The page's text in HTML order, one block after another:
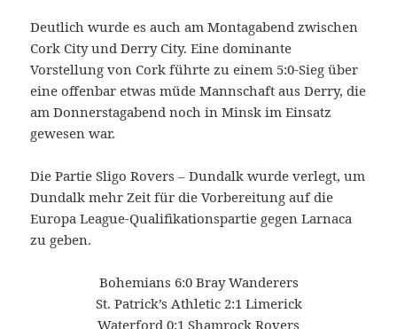
Deutlich wurde es auch am Montagabend zwischen
Cork City und Derry City. Eine dominante
Vorstellung von Cork führte zu einem 5:0-Sieg über
eine offenbar etwas müde Mannschaft aus Derry, die
am Donnerstagabend noch in Minsk im Einsatz
gewesen war.
Die Partie Sligo Rovers – Dundalk wurde verlegt, um
Dundalk mehr Zeit für die Vorbereitung auf die
Europa League-Qualifikationspartie gegen Larnaca
zu geben.
Bohemians 6:0 Bray Wanderers
St. Patrick’s Athletic 2:1 Limerick
Waterford 0:1 Shamrock Rovers